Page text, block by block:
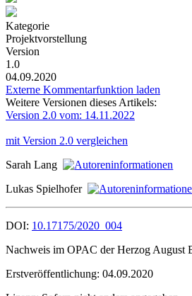
Kategorie
Projektvorstellung
Version
1.0
04.09.2020
Externe Kommentarfunktion laden
Weitere Versionen dieses Artikels:
Version 2.0 vom: 14.11.2022
mit Version 2.0 vergleichen
Sarah Lang
Lukas Spielhofer
DOI: 10.17175/2020_004
Nachweis im OPAC der Herzog August
Erstveröffentlichung: 04.09.2020